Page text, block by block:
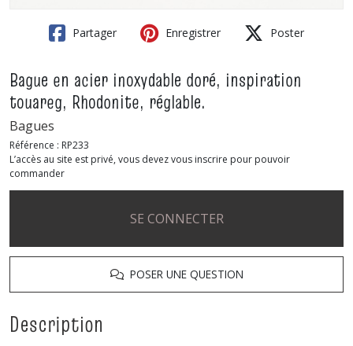
Partager Enregistrer Poster
Bague en acier inoxydable doré, inspiration
touareg, Rhodonite, réglable.
Bagues
Référence : RP233
L’accès au site est privé, vous devez vous inscrire pour pouvoir
commander
SE CONNECTER
POSER UNE QUESTION
Description